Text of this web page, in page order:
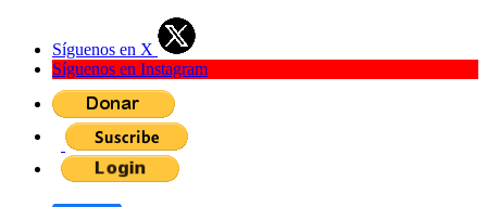
Síguenos en X
Síguenos en Instagram